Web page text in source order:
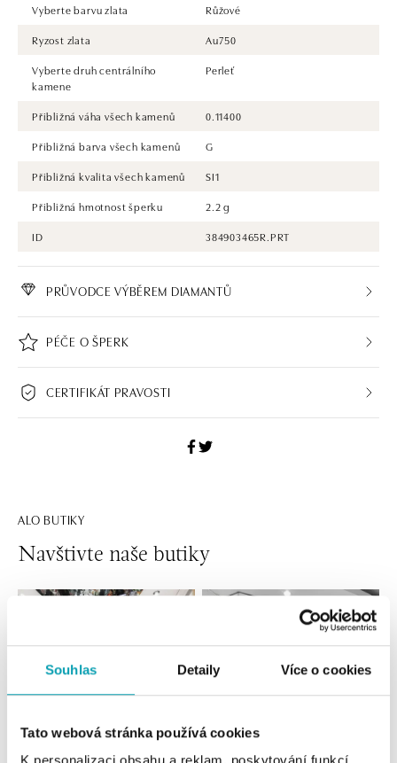
Souhlas Detaily Více o cookies
Tato webová stránka používá cookies
Vyberte barvu zlata
Růžové
Ryzost zlata
Au750
Vyberte druh centrálního
kamene
Perleť
Přibližná váha všech kamenů
0.11400
Přibližná barva všech kamenů
G
Přibližná kvalita všech kamenů
SI1
Přibližná hmotnost šperku
2.2 g
ID
384903465R.PRT
PRŮVODCE VÝBĚREM DIAMANTŮ
PÉČE O ŠPERK
CERTIFIKÁT PRAVOSTI
ALO BUTIKY
Navštivte naše butiky